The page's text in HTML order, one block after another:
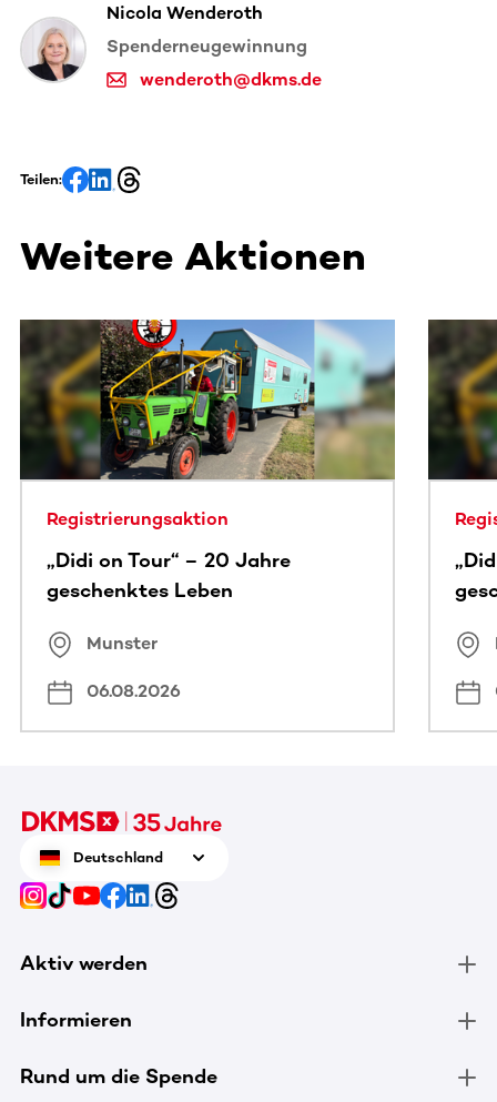
Nicola Wenderoth
Spenderneugewinnung
wenderoth@dkms.de
Teilen:
Weitere Aktionen
Dieser Bereich enthält horizontal scrollbare Inhalte.
Registrierungsaktion
„Didi on Tour“ – 20 Jahre
geschenktes Leben
Munster
06.08.2026
Deutschland
Aktiv werden
Informieren
Rund um die Spende